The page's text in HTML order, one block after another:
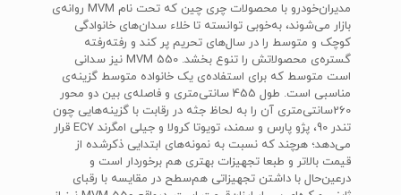
مدیران‌خودرو با محصولات چری چین که تحت نام MVM روانه‌ی
بازار می‌شوند، به‌خوبی توانسته تا خلاء سدان‌های خانوادگی
کوچک و متوسط را در سال‌های تحریم پر کند و رفته‌رفته
گستره‌ی محصولاتش را تنوع بخشد. MVM 550 نیز سدانی
است متوسط که برای استفاده‌ی یک خانواده متوسط گزینه‌ی
مناسبی است. طول 455 سانتی‌متری و فاصله‌ی بین دو محور
260سانتی‌متری آن را به لحاظ جثه در رقابت با گزینه‌هایی چون
تندر 90، پژو پارس و سمند، تویوتا کرولا و جیلی امگرند EC7 قرار
می‌دهد؛ هرچند که نسبت به نمونه‌های ابتدایی ذکرشده از
قیمت بالاتر و طبعا تجهیزات بهتری هم برخوردار است و
درعین‌حال با داشتن تجهیزاتی هم‌سطح در مقایسه با رقبای